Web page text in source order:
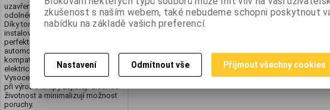
uzavřeno v utěsněném krytu
odolném proti vlhkosti a vodě.
Díky tomu může uživatel lampu
instalovat uvnitř i venku. Bude také
perfektní jako doplňkové osvětlení
automobilu nebo lodi. Lampa
kompatibilní s vozidly s
elektrickou instalací 9V - 60V.
Vysoce kvalitní materiály použité
při výrobě lampy zajišťují dlouhou
životnost a minimalizují možnost
poruchy.
zkušenost s naším webem, také nebudeme schopni poskytnout
nabídku na základě vašich preferencí.
Nastavení Odmítnout vše Přijmout všechny cookies